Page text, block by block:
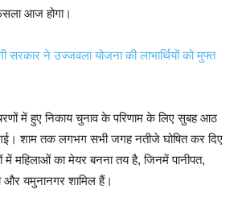
आज होगा।
ने उज्जवला योजना की लाभार्थियों को मुफ्त
चरणों में हुए निकाय चुनाव के परिणाम के लिए सुबह आठ
शाम तक लगभग सभी जगह नतीजे घोषित कर दिए
महिलाओं का मेयर बनना तय है, जिनमें पानीपत,
और यमुनानगर शामिल हैं।